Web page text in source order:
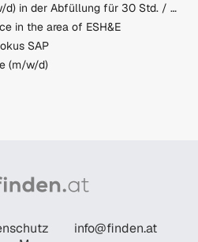
Produktionsmitarbeiter (m/w/d) in der Abfüllung für 30 Std. / Woche
in the area of ESH&E
SAP
(m/w/d)
info@finden.at